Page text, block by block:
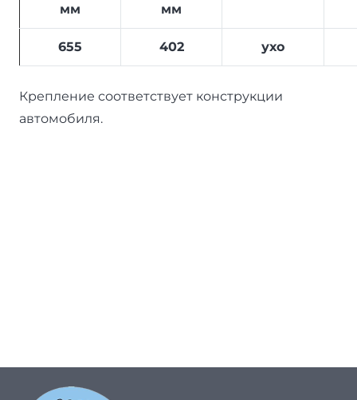
мм
мм
655 402 ухо
Крепление соответствует конструкции
автомобиля.